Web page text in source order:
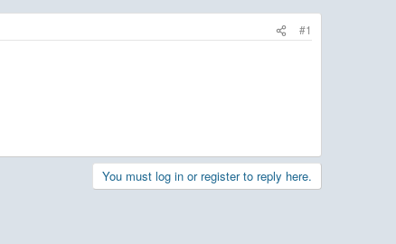
#1
You must log in or register to reply here.